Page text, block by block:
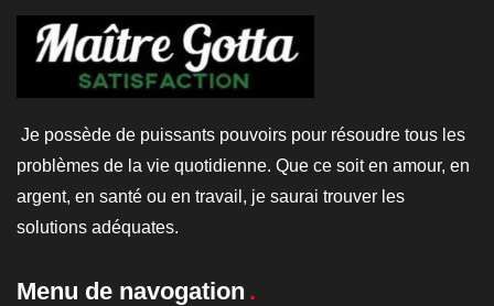
Je possède de puissants pouvoirs pour résoudre tous les
problèmes de la vie quotidienne. Que ce soit en amour, en
argent, en santé ou en travail, je saurai trouver les
solutions adéquates.
Menu de navogation